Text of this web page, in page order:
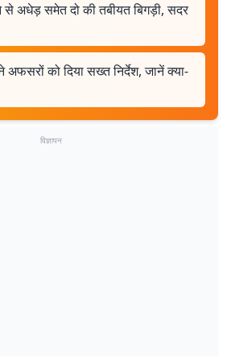
अधेड़ समेत दो की तबीयत बिगड़ी, सदर
को दिया सख्त निर्देश, जानें क्या-
विज्ञापन